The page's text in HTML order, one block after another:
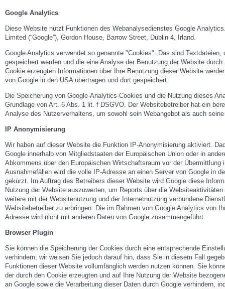
Google Analytics
Diese Website nutzt Funktionen des Webanalysedienstes Google
Limited (“Google”), Gordon House, Barrow Street, Dublin 4, Irland.
Google Analytics verwendet so genannte "Cookies". Das sind Textdateien,
gespeichert werden und die eine Analyse der Benutzung der Website
Cookie erzeugten Informationen über Ihre Benutzung dieser Website
von Google in den USA übertragen und dort gespeichert.
Die Speicherung von Google-Analytics-Cookies und die Nutzung dieses
Grundlage von Art. 6 Abs. 1 lit. f DSGVO. Der Websitebetreiber hat ein
Analyse des Nutzerverhaltens, um sowohl sein Webangebot als auch
IP Anonymisierung
Wir haben auf dieser Website die Funktion IP-Anonymisierung aktiviert.
Google innerhalb von Mitgliedstaaten der Europäischen Union oder in
Abkommens über den Europäischen Wirtschaftsraum vor der Übermittlung
Ausnahmefällen wird die volle IP-Adresse an einen Server von Google in
gekürzt. Im Auftrag des Betreibers dieser Website wird Google diese
Nutzung der Website auszuwerten, um Reports über die
weitere mit der Websitenutzung und der Internetnutzung verbundene
Websitebetreiber zu erbringen. Die im Rahmen von Google Analytics von
Adresse wird nicht mit anderen Daten von Google zusammengeführt.
Browser Plugin
Sie können die Speicherung der Cookies durch eine entsprechende
verhindern; wir weisen Sie jedoch darauf hin, dass Sie in diesem Fall
Funktionen dieser Website vollumfänglich werden nutzen können. Sie
der durch den Cookie erzeugten und auf Ihre Nutzung der Website
an Google sowie die Verarbeitung dieser Daten durch Google verhindern,